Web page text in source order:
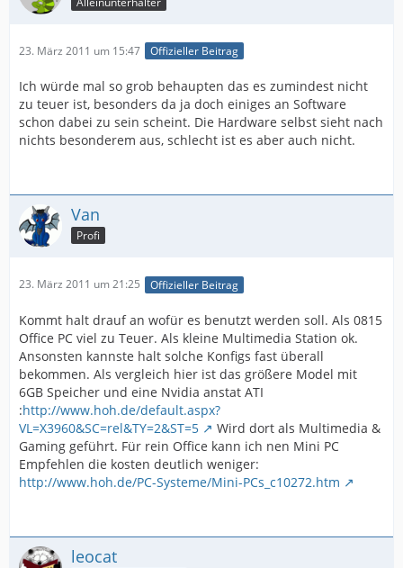
23. März 2011 um 15:47 Offizieller Beitrag
Ich würde mal so grob behaupten das es zumindest nicht
zu teuer ist, besonders da ja doch einiges an Software
schon dabei zu sein scheint. Die Hardware selbst sieht nach
nichts besonderem aus, schlecht ist es aber auch nicht.
Van
Profi
23. März 2011 um 21:25 Offizieller Beitrag
Kommt halt drauf an wofür es benutzt werden soll. Als 0815
Office PC viel zu Teuer. Als kleine Multimedia Station ok.
Ansonsten kannste halt solche Konfigs fast überall
bekommen. Als vergleich hier ist das größere Model mit
6GB Speicher und eine Nvidia anstat ATI
:http://www.hoh.de/default.aspx?
VL=X3960&SC=rel&TY=2&ST=5
Wird dort als Multimedia &
Gaming geführt. Für rein Office kann ich nen Mini PC
Empfehlen die kosten deutlich weniger:
http://www.hoh.de/PC-Systeme/Mini-PCs_c10272.htm
leocat